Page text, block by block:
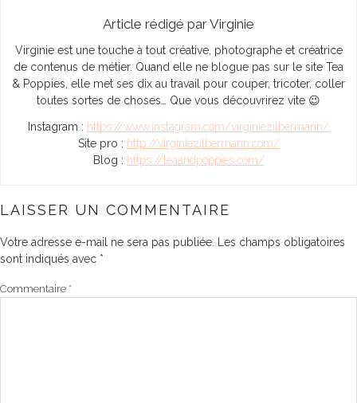
Article rédigé par Virginie
Virginie est une touche à tout créative, photographe et créatrice
de contenus de métier. Quand elle ne blogue pas sur le site Tea
& Poppies, elle met ses dix au travail pour couper, tricoter, coller
toutes sortes de choses… Que vous découvrirez vite 😉
Instagram : https://www.instagram.com/virginiezilbermann/
Site pro : http://virginiezilbermann.com/
Blog : https://teaandpoppies.com/
LAISSER UN COMMENTAIRE
Votre adresse e-mail ne sera pas publiée.
Les champs obligatoires
sont indiqués avec *
Commentaire *